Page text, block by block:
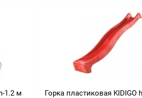
h-1.2 м Горка пластиковая KIDIGO